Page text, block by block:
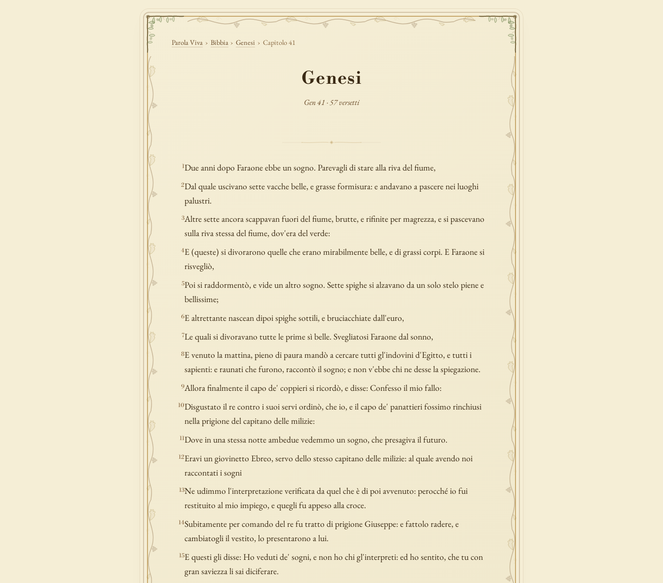
Parola Viva › Bibbia › Genesi › Capitolo 41
Genesi
Gen 41 · 57 versetti
1Due anni dopo Faraone ebbe un sogno. Parevagli di stare alla riva del fiume,
2Dal quale uscivano sette vacche belle, e grasse formisura: e andavano a pascere nei luoghi
palustri.
3Altre sette ancora scappavan fuori del fiume, brutte, e rifinite per magrezza, e si pascevano
sulla riva stessa del fiume, dov'era del verde:
4E (queste) si divorarono quelle che erano mirabilmente belle, e di grassi corpi. E Faraone si
risvegliò,
5Poi si raddormentò, e vide un altro sogno. Sette spighe si alzavano da un solo stelo piene e
bellissime;
6E altrettante nascean dipoi spighe sottili, e bruciacchiate dall'euro,
7Le quali si divoravano tutte le prime sì belle. Svegliatosi Faraone dal sonno,
8E venuto la mattina, pieno di paura mandò a cercare tutti gl'indovini d'Egitto, e tutti i
sapienti: e raunati che furono, raccontò il sogno; e non v'ebbe chi ne desse la spiegazione.
9Allora finalmente il capo de' coppieri si ricordò, e disse: Confesso il mio fallo:
10Disgustato il re contro i suoi servi ordinò, che io, e il capo de' panattieri fossimo rinchiusi
nella prigione del capitano delle milizie:
11Dove in una stessa notte ambedue vedemmo un sogno, che presagiva il futuro.
12Eravi un giovinetto Ebreo, servo dello stesso capitano delle milizie: al quale avendo noi
raccontati i sogni
13Ne udimmo l'interpretazione verificata da quel che è di poi avvenuto: perocché io fui
restituito al mio impiego, e quegli fu appeso alla croce.
14Subitamente per comando del re fu tratto di prigione Giuseppe: e fattolo radere, e
cambiatogli il vestito, lo presentarono a lui.
15E questi gli disse: Ho veduti de' sogni, e non ho chi gl'interpreti: ed ho sentito, che tu con
gran saviezza li sai diciferare.